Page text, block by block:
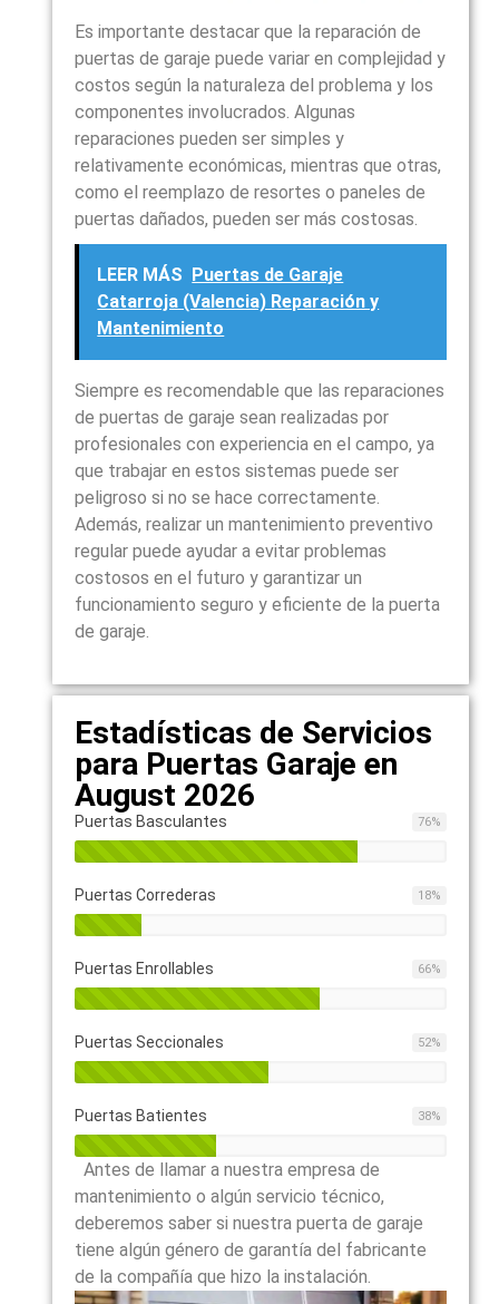
Es importante destacar que la reparación de
puertas de garaje puede variar en complejidad y
costos según la naturaleza del problema y los
componentes involucrados. Algunas
reparaciones pueden ser simples y
relativamente económicas, mientras que otras,
como el reemplazo de resortes o paneles de
puertas dañados, pueden ser más costosas.
LEER MÁS Puertas de Garaje
Catarroja (Valencia) Reparación y
Mantenimiento
Siempre es recomendable que las reparaciones
de puertas de garaje sean realizadas por
profesionales con experiencia en el campo, ya
que trabajar en estos sistemas puede ser
peligroso si no se hace correctamente.
Además, realizar un mantenimiento preventivo
regular puede ayudar a evitar problemas
costosos en el futuro y garantizar un
funcionamiento seguro y eficiente de la puerta
de garaje.
Estadísticas de Servicios
para Puertas Garaje en
August 2026
Puertas Basculantes 76%
Puertas Correderas 18%
Puertas Enrollables 66%
Puertas Seccionales 52%
Puertas Batientes 38%
Antes de llamar a nuestra empresa de
mantenimiento o algún servicio técnico,
deberemos saber si nuestra puerta de garaje
tiene algún género de garantía del fabricante
de la compañía que hizo la instalación.